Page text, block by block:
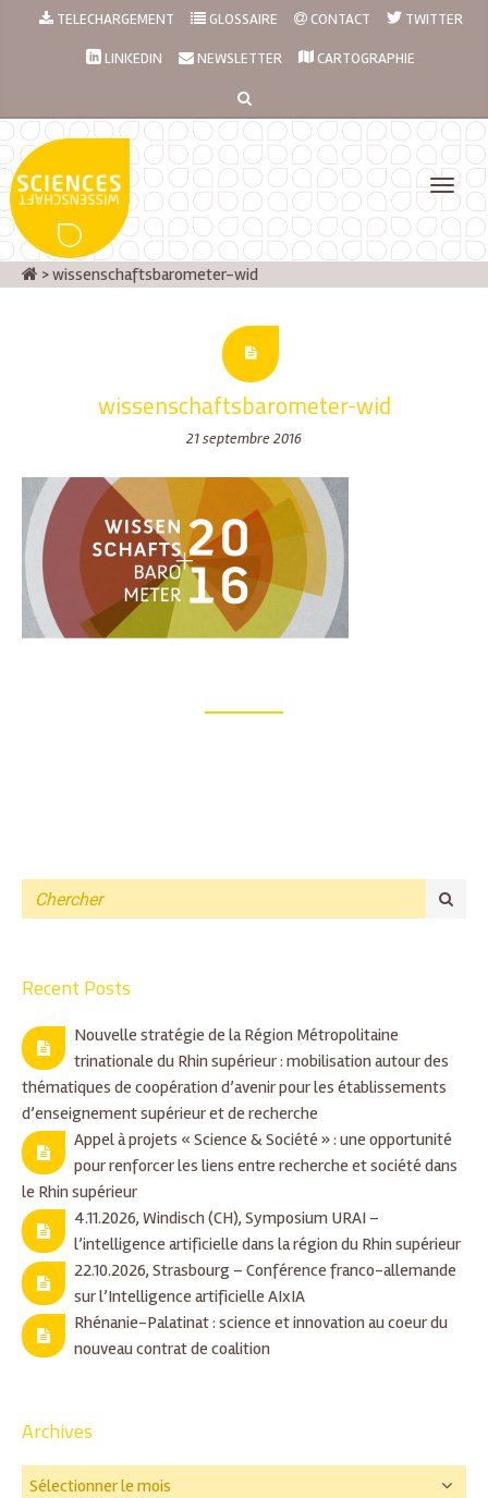
TELECHARGEMENT GLOSSAIRE CONTACT TWITTER
LINKEDIN NEWSLETTER CARTOGRAPHIE
>wissenschaftsbarometer-wid
wissenschaftsbarometer-wid
21 septembre 2016
Recent Posts
Nouvelle stratégie de la Région Métropolitaine
trinationale du Rhin supérieur : mobilisation autour des
thématiques de coopération d’avenir pour les établissements
d’enseignement supérieur et de recherche
Appel à projets « Science & Société » : une opportunité
pour renforcer les liens entre recherche et société dans
le Rhin supérieur
4.11.2026, Windisch (CH), Symposium URAI –
l’intelligence artificielle dans la région du Rhin supérieur
22.10.2026, Strasbourg – Conférence franco-allemande
sur l’Intelligence artificielle AIxIA
Rhénanie-Palatinat : science et innovation au coeur du
nouveau contrat de coalition
Archives